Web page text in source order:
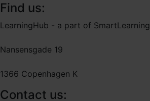
Find us:
LearningHub - a part of SmartLearning
Nansensgade 19
1366 Copenhagen K
Contact us: